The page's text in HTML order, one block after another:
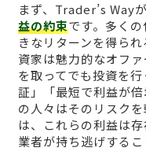
まず、Trader’s Way
益の約束です。多く
きなリターンを得ら
資家は魅力的なオフ
を取ってでも投資を
証」「最短で利益が
の人々はそのリスク
は、これらの利益は
業者が持ち逃げするこ